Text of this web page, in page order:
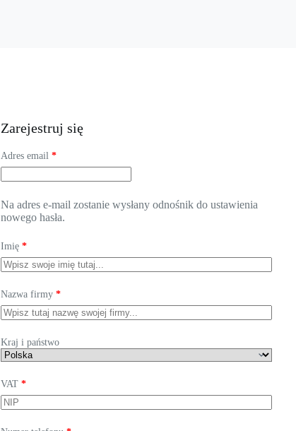
Zarejestruj się
Adres email *Wymagane
Na adres e-mail zostanie wysłany odnośnik do ustawienia
nowego hasła.
Imię *
Nazwa firmy *
Kraj i państwo
VAT *